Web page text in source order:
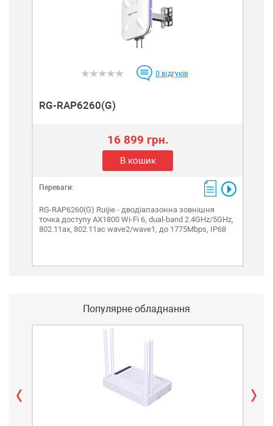
0 відгуків
RG-RAP6260(G)
16 899 грн.
В кошик
Переваги:
RG-RAP6260(G) Ruijie - дводіапазонна зовнішня
точка доступу AX1800 Wi-Fi 6, dual-band 2.4GHz/5GHz,
802.11ax, 802.11ac wave2/wave1, до 1775Mbps, IP68
Популярне обладнання